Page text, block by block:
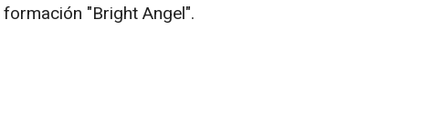
"Bright Angel".